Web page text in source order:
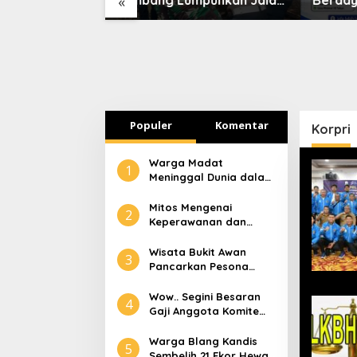
Nasional Tapaktuan-
Populer Komentar
1
Warga Madat
Meninggal Dunia dalam
2
Mitos Mengenai
Keperawanan dan
3
Wisata Bukit Awan
Pancarkan Pesona
Tamiang
4
Wow.. Segini Besaran
Gaji Anggota Komite
5
Warga Blang Kandis
Korpri